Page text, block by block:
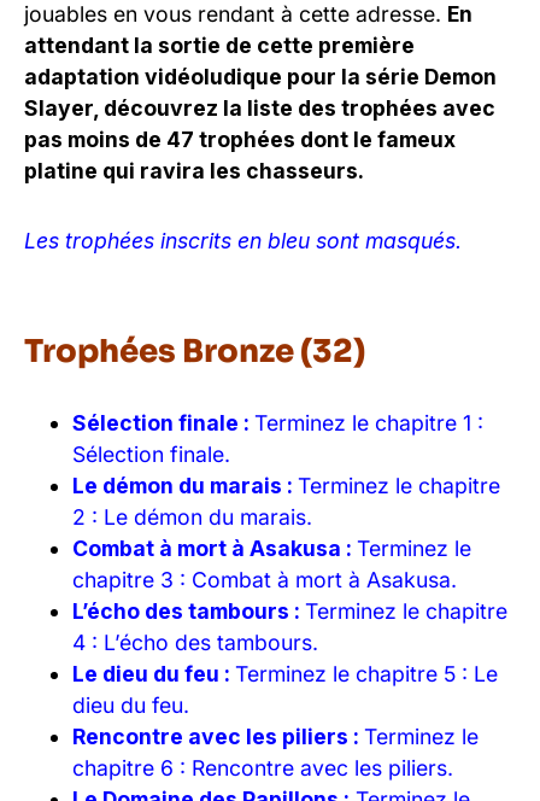
jouables en vous rendant à cette adresse. En
attendant la sortie de cette première
adaptation vidéoludique pour la série Demon
Slayer, découvrez la liste des trophées avec
pas moins de 47 trophées dont le fameux
platine qui ravira les chasseurs.
Les trophées inscrits en bleu sont masqués.
Trophées Bronze (32)
Sélection finale : Terminez le chapitre 1 :
Sélection finale.
Le démon du marais : Terminez le chapitre
2 : Le démon du marais.
Combat à mort à Asakusa : Terminez le
chapitre 3 : Combat à mort à Asakusa.
L’écho des tambours : Terminez le chapitre
4 : L’écho des tambours.
Le dieu du feu : Terminez le chapitre 5 : Le
dieu du feu.
Rencontre avec les piliers : Terminez le
chapitre 6 : Rencontre avec les piliers.